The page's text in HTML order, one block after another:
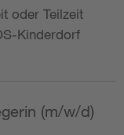
oder Teilzeit
Kinderdorf
(m/w/d)